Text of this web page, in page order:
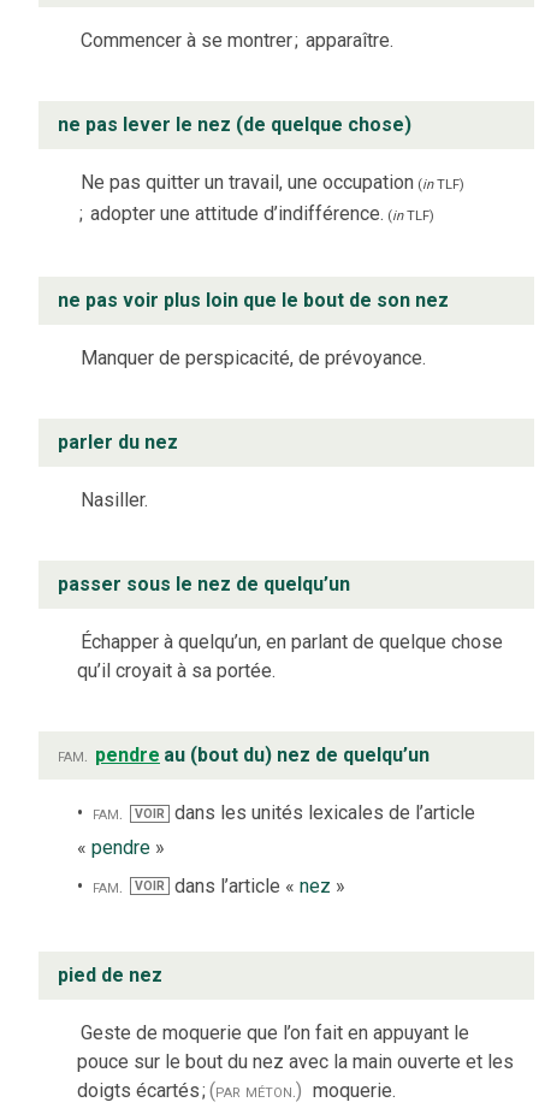
Commencer à se montrer; apparaître.
ne pas lever le nez (de quelque chose)
Ne pas quitter un travail, une occupation (inTLF)
; adopter une attitude d’indifférence. (inTLF)
ne pas voir plus loin que le bout de son nez
Manquer de perspicacité, de prévoyance.
parler du nez
Nasiller.
passer sous le nez de quelqu’un
Échapper à quelqu’un, en parlant de quelque chose
qu’il croyait à sa portée.
fam. pendre au (bout du) nez de quelqu’un
fam. VOIR dans les unités lexicales de l’article
« pendre »
fam.
VOIR dans l’article « nez »
pied de nez
Geste de moquerie que l’on fait en appuyant le
pouce sur le bout du nez avec la main ouverte et les
doigts écartés;(par méton.) moquerie.